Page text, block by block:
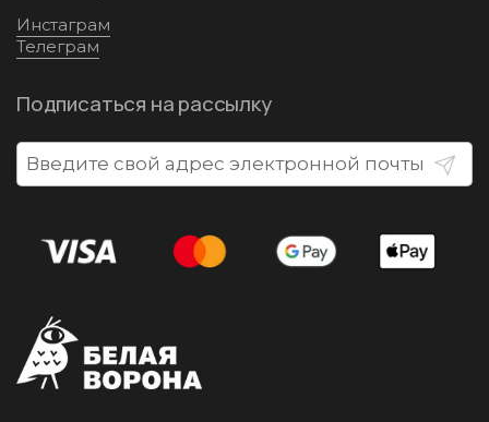
Инстаграм
Телеграм
Подписаться на рассылку